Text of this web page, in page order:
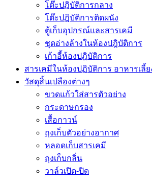
โต๊ะปฎิบัติการกลาง
โต๊ะปฎิบัติการติดผนัง
ตู้เก็บอุปกรณ์เเละสารเคมี
ชุดอ่างล้างในห้องปฎิบัติการ
เก้าอี้ห้องปฎิบัติการ
สารเคมีในห้องปฏิบัติการ อาหารเลี้ย
วัสดุสิ้นเปลืองต่างๆ
ขวดแก้วใส่สารตัวอย่าง
กระดาษกรอง
เสื้อกาวน์
ถุงเก็บตัวอย่างอากาศ
หลอดเก็บสารเคมี
ถุงเก็บกลิ่น
วาล์วเปิด-ปิด